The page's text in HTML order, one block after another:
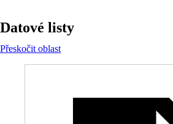
Datové listy
Přeskočit oblast